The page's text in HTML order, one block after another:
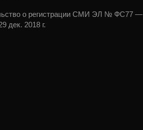
о регистрации СМИ ЭЛ № ФС77 —
дек. 2018 г.